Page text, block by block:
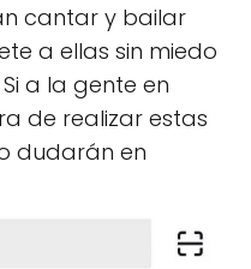
cantar y bailar
a ellas sin miedo
a la gente en
de realizar estas
dudarán en